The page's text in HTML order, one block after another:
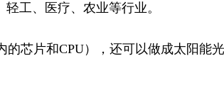
工、医疗、农业等行业。
芯片和CPU），还可以做成太阳能光